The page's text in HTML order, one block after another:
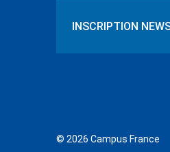
© 2026 Campus France